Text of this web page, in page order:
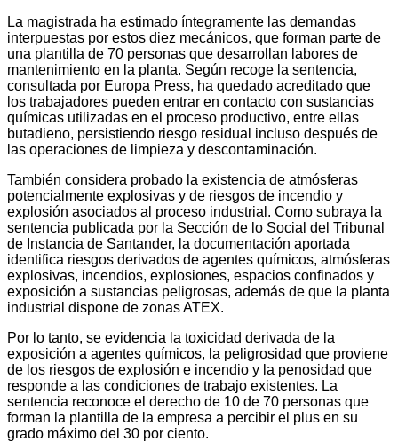
La magistrada ha estimado íntegramente las demandas
interpuestas por estos diez mecánicos, que forman parte de
una plantilla de 70 personas que desarrollan labores de
mantenimiento en la planta. Según recoge la sentencia,
consultada por Europa Press, ha quedado acreditado que
los trabajadores pueden entrar en contacto con sustancias
químicas utilizadas en el proceso productivo, entre ellas
butadieno, persistiendo riesgo residual incluso después de
las operaciones de limpieza y descontaminación.
También considera probado la existencia de atmósferas
potencialmente explosivas y de riesgos de incendio y
explosión asociados al proceso industrial. Como subraya la
sentencia publicada por la Sección de lo Social del Tribunal
de Instancia de Santander, la documentación aportada
identifica riesgos derivados de agentes químicos, atmósferas
explosivas, incendios, explosiones, espacios confinados y
exposición a sustancias peligrosas, además de que la planta
industrial dispone de zonas ATEX.
Por lo tanto, se evidencia la toxicidad derivada de la
exposición a agentes químicos, la peligrosidad que proviene
de los riesgos de explosión e incendio y la penosidad que
responde a las condiciones de trabajo existentes. La
sentencia reconoce el derecho de 10 de 70 personas que
forman la plantilla de la empresa a percibir el plus en su
grado máximo del 30 por ciento.